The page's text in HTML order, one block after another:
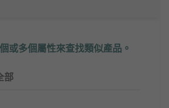
或多個屬性來查找類似產品。
部